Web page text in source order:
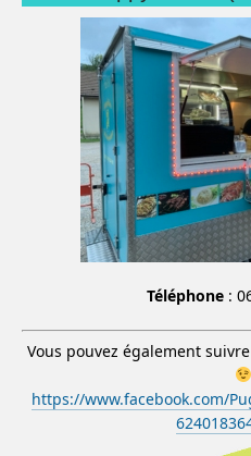
Téléphone:
Vous pouvez également
https://www.facebook.com/